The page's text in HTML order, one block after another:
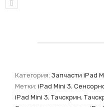
Категория:Запчасти iPad
Метки:iPad Mini 3,
iPad Mini 3,Тачскрин,